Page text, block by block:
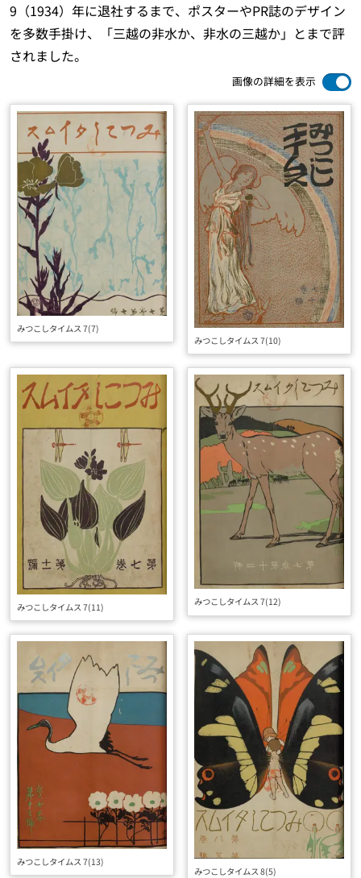
9（1934）年に退社するまで、ポスターやPR誌のデザイン
を多数手掛け、「三越の非水か、非水の三越か」とまで評
されました。
画像の詳細を表示
みつこしタイムス 7(7)
みつこしタイムス 7(10)
みつこしタイムス 7(11) みつこしタイムス 7(12)
みつこしタイムス 7(13)
みつこしタイムス 8(5)